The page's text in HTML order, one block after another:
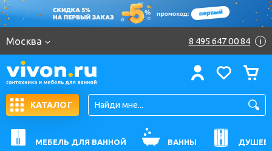
Москва 8 495 647 00 84 i
КАТАЛОГ
МЕБЕЛЬ ДЛЯ ВАННОЙ ВАННЫ